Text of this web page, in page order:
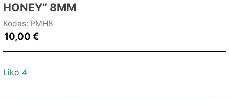
HONEY” 8MM
Kodas: PMH8
10,00 €
Liko 4